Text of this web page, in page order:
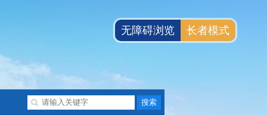
无障碍浏览 长者模式